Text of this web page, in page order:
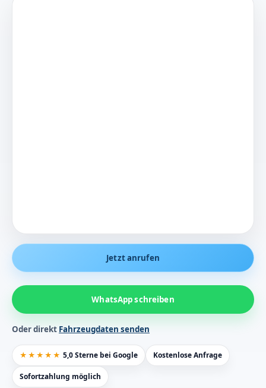
Jetzt anrufen
WhatsApp schreiben
Oder direkt Fahrzeugdaten senden
★★★★★ 5,0 Sterne bei Google Kostenlose Anfrage
Sofortzahlung möglich